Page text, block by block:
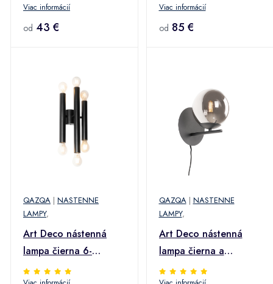
Viac informácií
od 43 €
Viac informácií
od 85 €
QAZQA | NASTENNE
LAMPY,
Art Deco nástenná
lampa čierna 6-
žiarovková - Tubi
QAZQA| NASTENNE
LAMPY,
Art Deco nástenná
lampa čierna a
dymové sklo - Flore